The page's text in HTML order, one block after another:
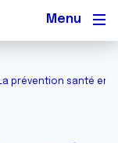
La prévention santé en